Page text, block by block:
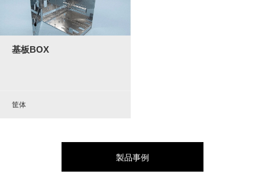
基板BOX
筐体
製品事例